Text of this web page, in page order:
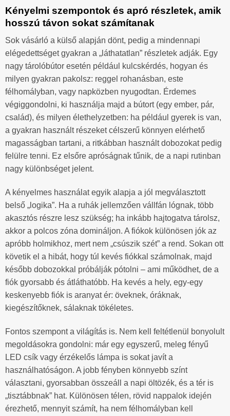
Kényelmi szempontok és apró részletek, amik
hosszú távon sokat számítanak
Sok vásárló a külső alapján dönt, pedig a mindennapi
elégedettséget gyakran a „láthatatlan” részletek adják. Egy
nagy tárolóbútor esetén például kulcskérdés, hogyan és
milyen gyakran pakolsz: reggel rohanásban, este
félhomályban, vagy napközben nyugodtan. Érdemes
végiggondolni, ki használja majd a bútort (egy ember, pár,
család), és milyen élethelyzetben: ha például gyerek is van,
a gyakran használt részeket célszerű könnyen elérhető
magasságban tartani, a ritkábban használt dobozokat pedig
felülre tenni. Ez elsőre apróságnak tűnik, de a napi rutinban
nagy különbséget jelent.
A kényelmes használat egyik alapja a jól megválasztott
belső „logika”. Ha a ruhák jellemzően vállfán lógnak, több
akasztós részre lesz szükség; ha inkább hajtogatva tárolsz,
akkor a polcos zóna domináljon. A fiókok különösen jók az
apróbb holmikhoz, mert nem „csúszik szét” a rend. Sokan ott
követik el a hibát, hogy túl kevés fiókkal számolnak, majd
később dobozokkal próbálják pótolni – ami működhet, de a
fiók gyorsabb és átláthatóbb. Ha kevés a hely, egy-egy
keskenyebb fiók is aranyat ér: öveknek, óráknak,
kiegészítőknek, sálaknak tökéletes.
Fontos szempont a világítás is. Nem kell feltétlenül bonyolult
megoldásokra gondolni: már egy egyszerű, meleg fényű
LED csík vagy érzékelős lámpa is sokat javít a
használhatóságon. A jobb fényben könnyebb színt
választani, gyorsabban összeáll a napi öltözék, és a tér is
„tisztábbnak” hat. Különösen télen, rövid nappalok idején
érezhető, mennyit számít, ha nem félhomályban kell